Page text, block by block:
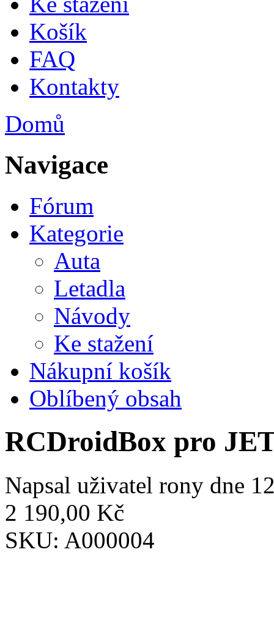
Košík
FAQ
Kontakty
Jste zde
Domů
Navigace
Fórum
Kategorie
Auta
Letadla
Návody
Ke stažení
Nákupní košík
Oblíbený obsah
RCDroidBox pro
Napsal uživatel rony dne
2 190,00 Kč
SKU: A000004